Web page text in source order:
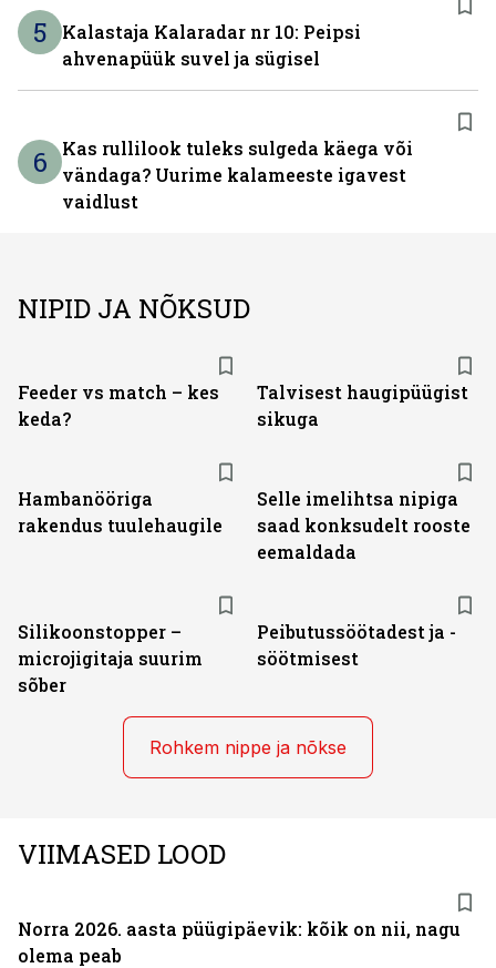
5
Kalastaja Kalaradar nr 10: Peipsi
ahvenapüük suvel ja sügisel
6
Kas rullilook tuleks sulgeda käega või
vändaga? Uurime kalameeste igavest
vaidlust
NIPID JA NÕKSUD
Feeder vs match – kes
keda?
Talvisest haugipüügist
sikuga
Hambanööriga
rakendus tuulehaugile
Selle imelihtsa nipiga
saad konksudelt rooste
eemaldada
Silikoonstopper –
microjigitaja suurim
sõber
Peibutussöötadest ja -
söötmisest
Rohkem nippe ja nõkse
VIIMASED LOOD
Norra 2026. aasta püügipäevik: kõik on nii, nagu
olema peab